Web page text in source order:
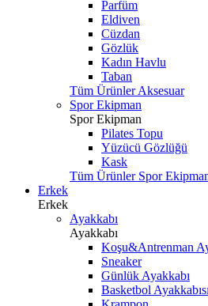
Parfüm
Eldiven
Cüzdan
Gözlük
Kadın Havlu
Taban
Tüm Ürünler Aksesuar
Spor Ekipman
Spor Ekipman
Pilates Topu
Yüzücü Gözlüğü
Kask
Tüm Ürünler Spor
Erkek
Erkek
Ayakkabı
Ayakkabı
Koşu&Antrenman
Sneaker
Günlük Ayakkabı
Basketbol Ayakkabısı